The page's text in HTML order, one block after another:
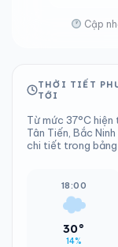
Cập
THỜI TIẾT
TỚI
Từ mức 37°C hiện
Tân Tiến, Bắc
chi tiết trong bảng
18:00
30°
14%